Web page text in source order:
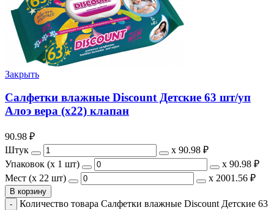
Закрыть
Салфетки влажные Discount Детские 63 шт/уп
Алоэ вера (х22) клапан
90.98 ₽
Штук
х 90.98 ₽
Упаковок (x 1 шт)
х 90.98 ₽
Мест (x 22 шт)
х 2001.56 ₽
В корзину
Количество товара Салфетки влажные Discount Детские 63